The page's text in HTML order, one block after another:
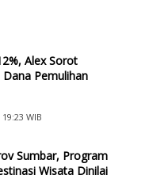
Alex Sorot
Pemulihan
WIB
Sumbar, Program
Wisata Dinilai